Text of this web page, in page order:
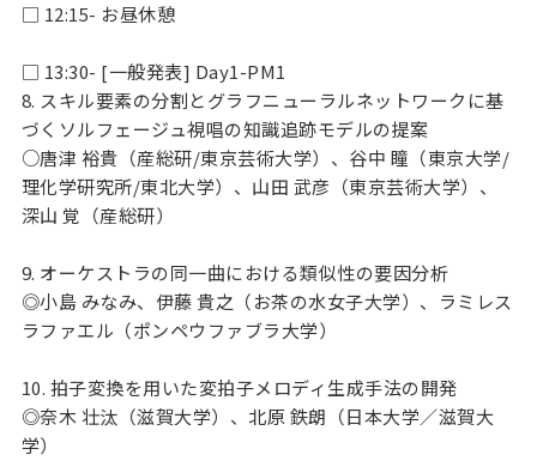
□ 12:15- お昼休憩
□ 13:30- [一般発表] Day1-PM1
8. スキル要素の分割とグラフニューラルネットワークに基
づくソルフェージュ視唱の知識追跡モデルの提案
○唐津 裕貴（産総研/東京芸術大学）、谷中 瞳（東京大学/
理化学研究所/東北大学）、山田 武彦（東京芸術大学）、
深山 覚（産総研）
9. オーケストラの同一曲における類似性の要因分析
◎小島 みなみ、伊藤 貴之（お茶の水女子大学）、ラミレス
ラファエル（ポンペウファブラ大学）
10. 拍子変換を用いた変拍子メロディ生成手法の開発
◎奈木 壮汰（滋賀大学）、北原 鉄朗（日本大学／滋賀大
学）